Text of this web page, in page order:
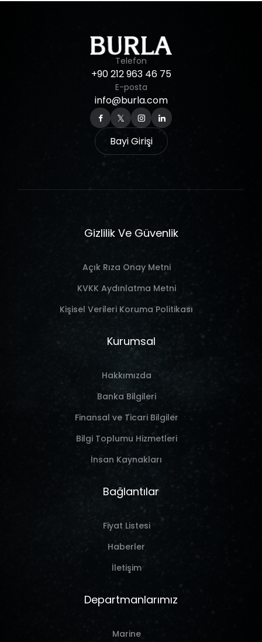
Telefon
+90212963 46 75
E-posta
info@burla.com
Bayi Girişi
Gizlilik Ve Güvenlik
Açık Rıza Onay Metni
KVKK Aydınlatma Metni
Kişisel Verileri Koruma Politikası
Kurumsal
Hakkımızda
Banka Bilgileri
Finansal ve Ticari Bilgiler
Bilgi Toplumu Hizmetleri
İnsan Kaynakları
Bağlantılar
Fiyat Listesi
Haberler
İletişim
Departmanlarımız
Marine